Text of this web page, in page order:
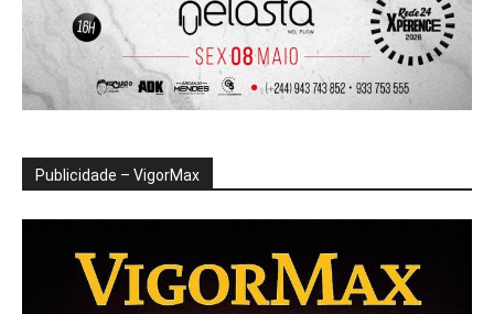
Publicidade – VigorMax